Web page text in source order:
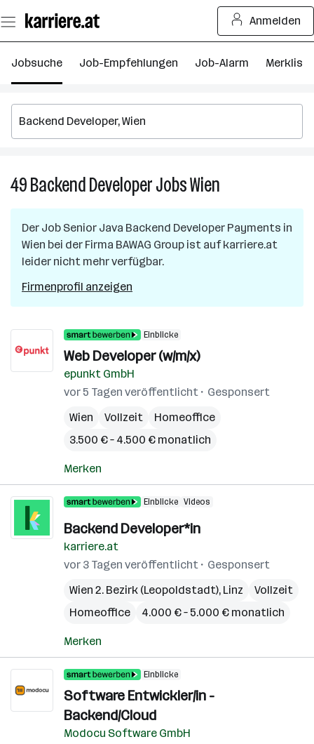
Seiteninhalt
springen
Anmelden
Jobsuche Job-Empfehlungen Job-Alarm Merkliste
49Backend DeveloperJobsWien
Jobs
in
Der Job Senior Java Backend Developer Payments in
Wien bei der Firma BAWAG Group ist auf karriere.at
leider nicht mehr verfügbar.
Firmenprofil anzeigen
Einblicke
Web Developer (w/m/x)
epunkt GmbH
vor 5 Tagen veröffentlicht
Gesponsert
Wien
Vollzeit
Homeoffice
3.500 € – 4.500 € monatlich
Merken
Einblicke Videos
Backend Developer*in
karriere.at
vor 3 Tagen veröffentlicht
Gesponsert
Wien 2. Bezirk (Leopoldstadt), Linz
Vollzeit
Homeoffice
4.000 € – 5.000 € monatlich
Merken
Einblicke
Software Entwickler/in -
Backend/Cloud
Modocu Software GmbH